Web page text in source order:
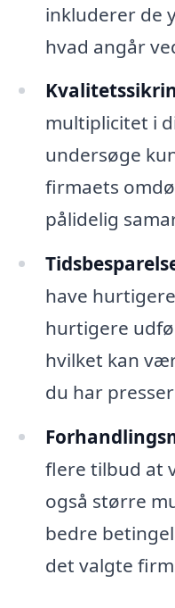
inkluderer de
hvad angår
multiplicitet i
undersøge
firmaets
pålidelig
have
hurtigere
hvilket kan
du har
flere tilbud at
også større
bedre
det valgte